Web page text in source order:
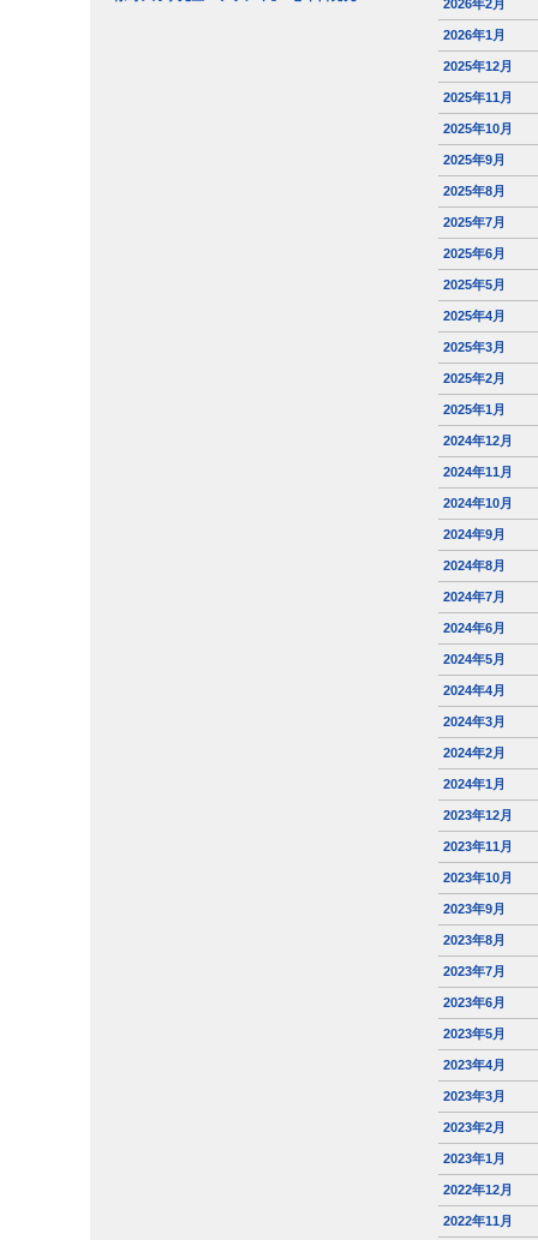
2026年2月
2026年1月
2025年12月
2025年11月
2025年10月
2025年9月
2025年8月
2025年7月
2025年6月
2025年5月
2025年4月
2025年3月
2025年2月
2025年1月
2024年12月
2024年11月
2024年10月
2024年9月
2024年8月
2024年7月
2024年6月
2024年5月
2024年4月
2024年3月
2024年2月
2024年1月
2023年12月
2023年11月
2023年10月
2023年9月
2023年8月
2023年7月
2023年6月
2023年5月
2023年4月
2023年3月
2023年2月
2023年1月
2022年12月
2022年11月